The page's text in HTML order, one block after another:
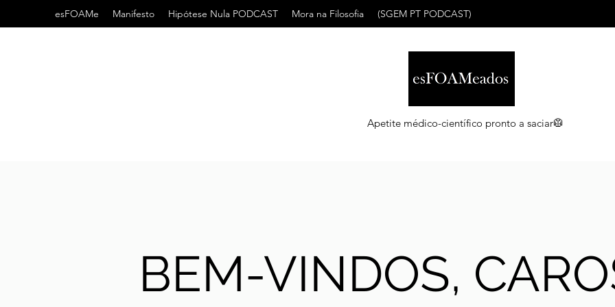
esFOAMe Manifesto Hipótese Nula PODCAST Mora na Filosofia (SGEM PT PODCAST)
Apetite médico-científico pronto a saciar🥼
BEM-VINDOS,